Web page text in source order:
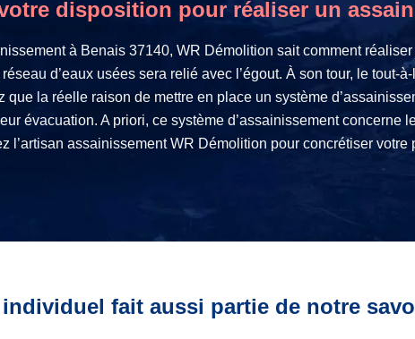
disposition pour réaliser un
à Benais 37140, WR Démolition sait comment
d’eaux usées sera relié avec l’égout. À son tour, le tout-
que la réelle raison de mettre en place un système
évacuation. A priori, ce système d’assainissement concerne
l’artisan assainissement WR Démolition pour concrétiser votre
individuel fait aussi partie de notre